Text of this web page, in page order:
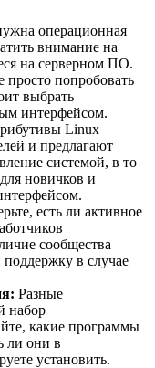
операционная
внимание на
на серверном ПО.
попробовать
выбрать
интерфейсом.
Linux
и предлагают
системой, в то
новичков и
есть ли активное
сообщества
в случае
Разные
набор
какие программы
ли они в
установить.